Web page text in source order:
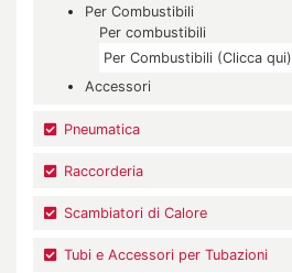
Per Combustibili
Per combustibili
Per Combustibili (Clicca qui)
Accessori
Pneumatica
Raccorderia
Scambiatori di Calore
Tubi e Accessori per Tubazioni